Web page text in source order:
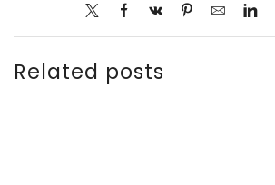
Related posts